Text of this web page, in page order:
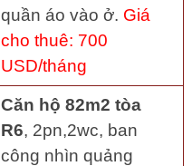
quần áo vào ở. Giá
cho thuê: 700
USD/tháng
Căn hộ 82m2 tòa
R6, 2pn,2wc, ban
công nhìn quảng